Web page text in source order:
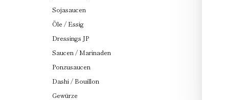
Sojasaucen
Öle / Essig
Dressings JP
Saucen / Marinaden
Ponzusaucen
Dashi / Bouillon
Gewürze